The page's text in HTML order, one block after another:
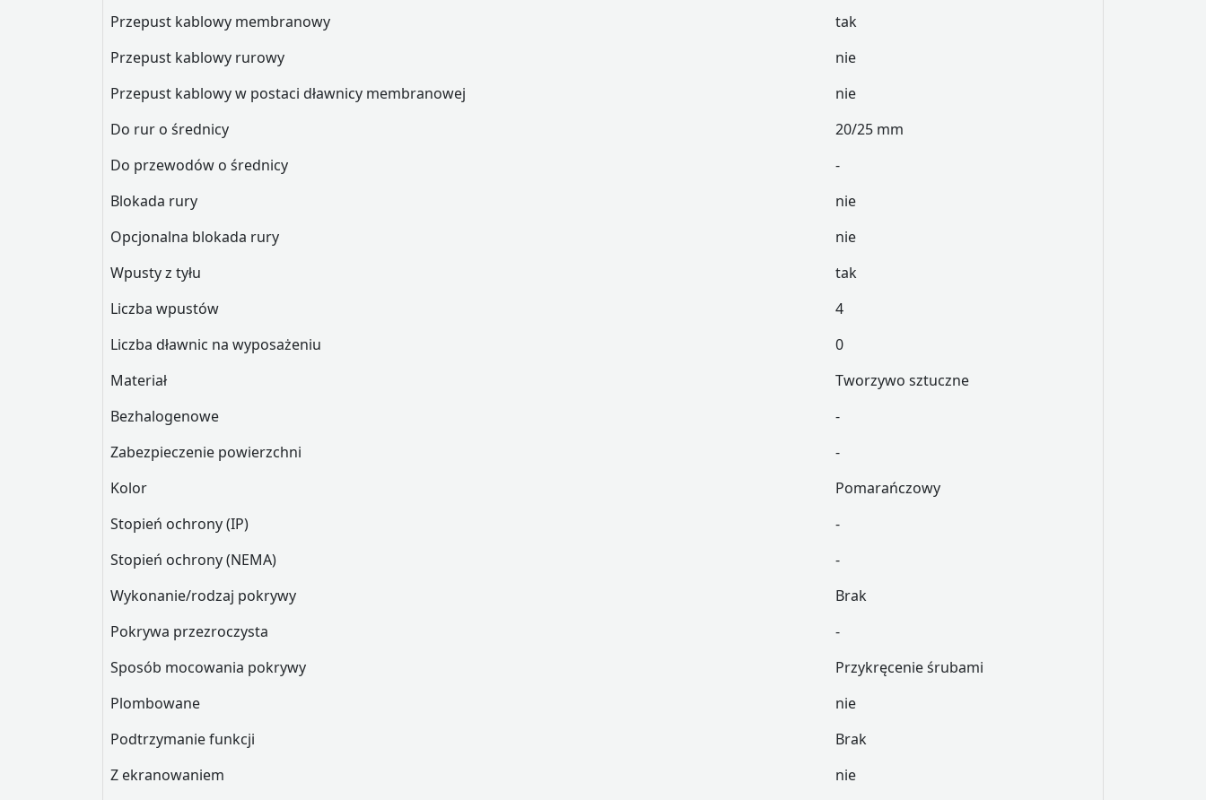
Przepust kablowy membranowy
tak
Przepust kablowy rurowy
nie
Przepust kablowy w postaci dławnicy membranowej
nie
Do rur o średnicy
20/25 mm
Do przewodów o średnicy
-
Blokada rury
nie
Opcjonalna blokada rury
nie
Wpusty z tyłu
tak
Liczba wpustów
4
Liczba dławnic na wyposażeniu
0
Materiał
Tworzywo sztuczne
Bezhalogenowe
-
Zabezpieczenie powierzchni
-
Kolor
Pomarańczowy
Stopień ochrony (IP)
-
Stopień ochrony (NEMA)
-
Wykonanie/rodzaj pokrywy
Brak
Pokrywa przezroczysta
-
Sposób mocowania pokrywy
Przykręcenie śrubami
Plombowane
nie
Podtrzymanie funkcji
Brak
Z ekranowaniem
nie